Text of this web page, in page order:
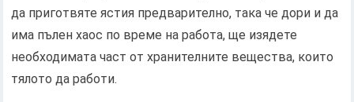
да приготвяте ястия предварително, така че дори и да
има пълен хаос по време на работа, ще изядете
необходимата част от хранителните вещества, които
тялото да работи.